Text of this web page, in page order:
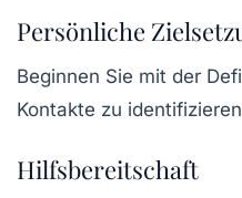
Persönliche
Beginnen Sie mit der
Kontakte zu
Hilfsbereitschaft